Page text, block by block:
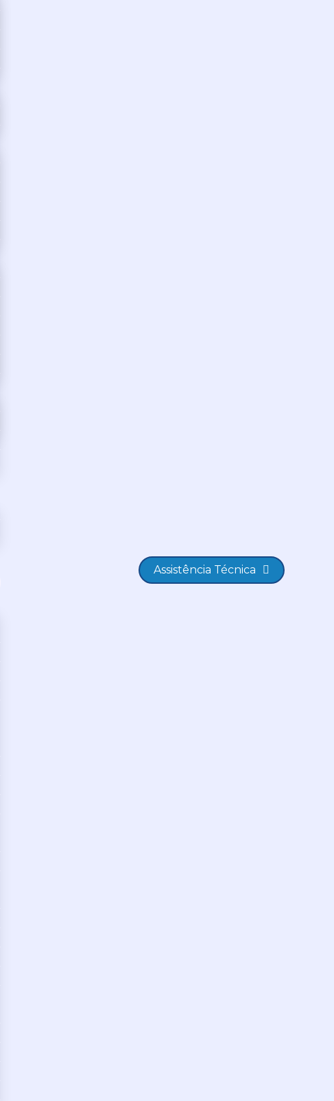
Assistência Técnica